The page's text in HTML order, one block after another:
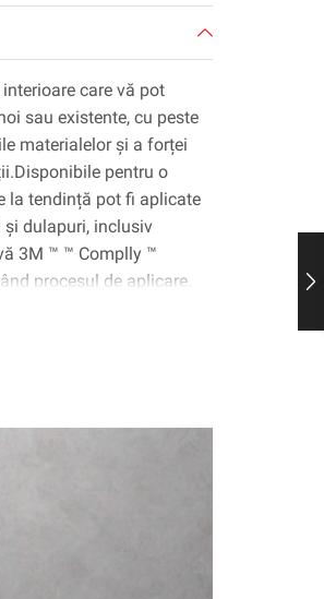
care vă pot
sau existente, cu peste
materialelor și a forței
pentru o
la tendință pot fi aplicate
și dulapuri, inclusiv
3M ™ ™ Complly ™
procesul de aplicare.